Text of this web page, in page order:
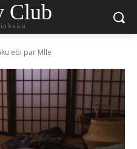
Club
ebi par Mlle